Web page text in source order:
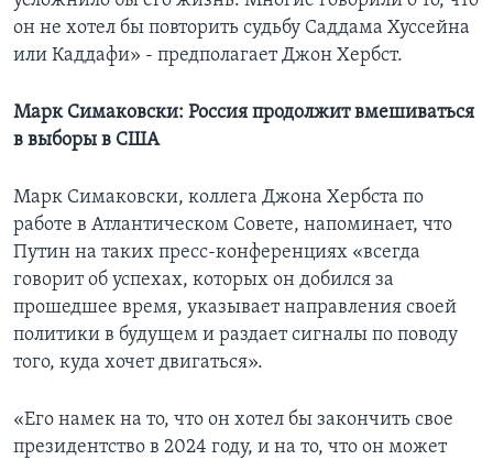
он не хотел бы повторить судьбу Саддама Хуссейна
или Каддафи» - предполагает Джон Хербст.
Марк Симаковски: Россия продолжит вмешиваться
в выборы в США
Марк Симаковски, коллега Джона Хербста по
работе в Атлантическом Совете, напоминает, что
Путин на таких пресс-конференциях «всегда
говорит об успехах, которых он добился за
прошедшее время, указывает направления своей
политики в будущем и раздает сигналы по поводу
того, куда хочет двигаться».
«Его намек на то, что он хотел бы закончить свое
президентство в 2024 году, и на то, что он может